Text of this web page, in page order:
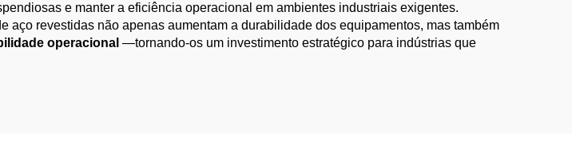
e manter a eficiência operacional em ambientes industriais exigentes.
revestidas não apenas aumentam a durabilidade dos equipamentos, mas também
operacional —tornando-os um investimento estratégico para indústrias que